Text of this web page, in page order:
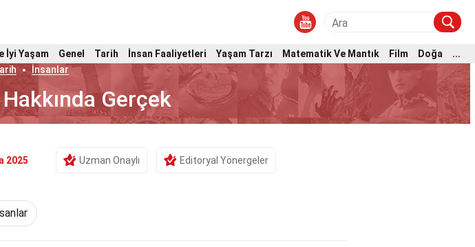
İyi Yaşam Genel Tarih İnsan Faaliyetleri Yaşam Tarzı Matematik Ve Mantık Film Doğa
...
İnsanlar
Gerçek
2025 Uzman Onaylı Editoryal Yönergeler